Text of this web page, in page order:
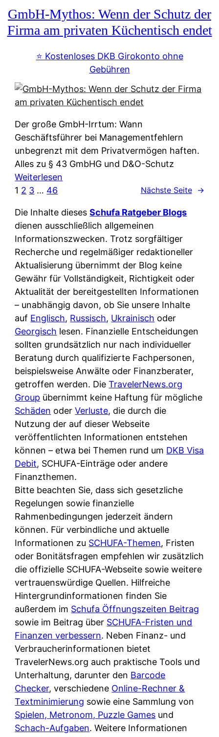
W
e
r
s
i
c
h
e
t
e
D
a
t
e
n
w
i
r
k
l
i
c
h
?
e
u
d
n
w
l
c
h
e
n
n
d
e
r
n
u
n
k
t
i
o
n
i
e
r
e
n
r
u
s
s
i
s
h
e
B
a
n
k
k
a
r
t
e
n
M
I
R
t
e
u
e
r
k
l
ä
u
e
r
A
p
p
&
O
n
l
i
n
e
:
W
a
s
i
s
t
w
i
r
k
l
i
c
h
k
o
s
t
e
n
l
o
s
u
n
d
w
GmbH-Mythos: Wenn der Schutz der
Firma am privaten Küchentisch endet
⭐️ Kostenloses DKB Girokonto ohne
Gebühren
Der große GmbH-Irrtum: Wann
Geschäftsführer bei Managementfehlern
unbegrenzt mit dem Privatvermögen haften.
Alles zu § 43 GmbHG und D&O-Schutz
Weiterlesen
b
H
-
M
y
t
h
o
s
:
W
e
n
n
d
e
r
S
c
h
u
t
z
d
e
r
F
i
r
m
a
a
m
p
r
i
v
a
t
e
1 2 3 … 46 Nächste Seite →
Die Inhalte diesesSchufa Ratgeber Blogs
dienen ausschließlich allgemeinen
Informationszwecken. Trotz sorgfältiger
Recherche und regelmäßiger redaktioneller
Aktualisierung übernimmt der Blog keine
Gewähr für Vollständigkeit, Richtigkeit oder
Aktualität der bereitgestellten Informationen
– unabhängig davon, ob Sie unsere Inhalte
auf Englisch, Russisch, Ukrainisch oder
Georgisch lesen. Finanzielle Entscheidungen
sollten grundsätzlich nur nach individueller
Beratung durch qualifizierte Fachpersonen,
beispielsweise Anwälte oder Finanzberater,
getroffen werden. DieTravelerNews.org
Group übernimmt keine Haftung für mögliche
Schäden oderVerluste, die durch die
Nutzung der auf dieser Webseite
veröffentlichten Informationen entstehen
können – etwa bei Themen rund um DKB Visa
Debit, SCHUFA-Einträge oder andere
Finanzthemen.
Bitte beachten Sie, dass sich gesetzliche
Regelungen sowie finanzielle
Rahmenbedingungen jederzeit ändern
können. Für verbindliche und aktuelle
Informationen zu SCHUFA-Themen, Fristen
oder Bonitätsfragen empfehlen wir zusätzlich
die offizielle SCHUFA-Webseite sowie weitere
vertrauenswürdige Quellen. Hilfreiche
Hintergrundinformationen finden Sie
außerdem im Schufa Öffnungszeiten Beitrag
sowie im Beitrag über SCHUFA-Fristen und
Finanzen verbessern. Neben Finanz- und
Verbraucherinformationen bietet
TravelerNews.org auch praktische Tools und
Unterhaltung, darunter den Barcode
Checker, verschiedene Online-Rechner &
Textminimierung sowie eine Sammlung von
Spielen, Metronom, Puzzle Games und
Schach-Aufgaben. Weitere Informationen